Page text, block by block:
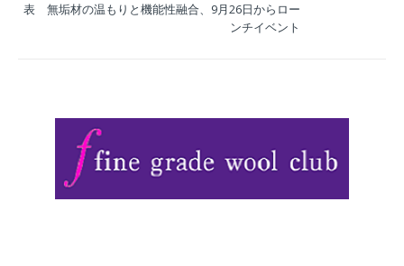
表 無垢材の温もりと機能性融合、9月26日からロー
ンチイベント